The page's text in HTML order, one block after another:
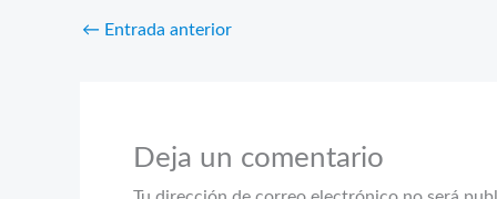
← Entrada anterior
Deja un comentario